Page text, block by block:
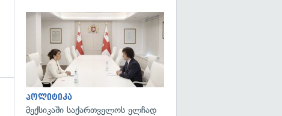
პოლიტიკა
მექსიკაში საქართველოს ელჩად